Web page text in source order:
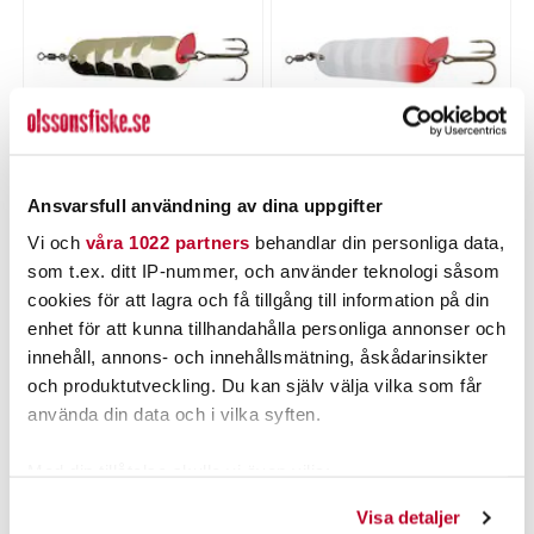
Ansvarsfull användning av dina uppgifter
Vi och våra 1022 partners behandlar din personliga data,
som t.ex. ditt IP-nummer, och använder teknologi såsom
cookies för att lagra och få tillgång till information på din
enhet för att kunna tillhandahålla personliga annonser och
innehåll, annons- och innehållsmätning, åskådarinsikter
och produktutveckling. Du kan själv välja vilka som får
använda din data och i vilka syften.
Visa detaljer
Nuvarande pris:
99,00 kr
79,00 kr
99,00 kr
LÄGG I VARUKORGEN
Nuvarande pris
99,00 kr
79,00 kr
99,00 kr
LÄGG I VARUKORGEN